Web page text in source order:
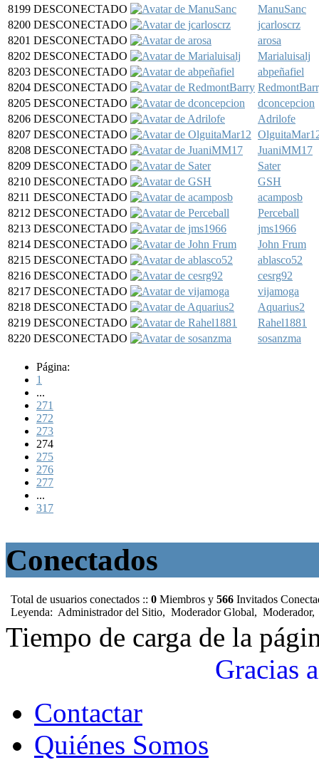
8199 DESCONECTADO
ManuSanc
8200 DESCONECTADO
jcarloscrz
8201 DESCONECTADO
arosa
8202 DESCONECTADO
Marialuisalj
8203 DESCONECTADO
abpeñafiel
8204 DESCONECTADO
8205 DESCONECTADO
dconcepcion
8206 DESCONECTADO
Adrilofe
8207 DESCONECTADO
8208 DESCONECTADO
JuaniMM17
8209 DESCONECTADO
Sater
8210 DESCONECTADO
GSH
8211 DESCONECTADO
acamposb
8212 DESCONECTADO
Perceball
8213 DESCONECTADO
jms1966
8214 DESCONECTADO
John Frum
8215 DESCONECTADO
ablasco52
8216 DESCONECTADO
cesrg92
8217 DESCONECTADO
vijamoga
8218 DESCONECTADO
Aquarius2
8219 DESCONECTADO
Rahel1881
8220 DESCONECTADO sosanzma
Página:
1
...
271
272
273
274
275
276
277
...
317
Conectados
Total de usuarios conectados :: 0 Miembros y 566 Invitados
Leyenda: Administrador del Sitio, Moderador Global, Moderador
Tiempo de carga de la
Gracias a
Contactar
Quiénes Somos